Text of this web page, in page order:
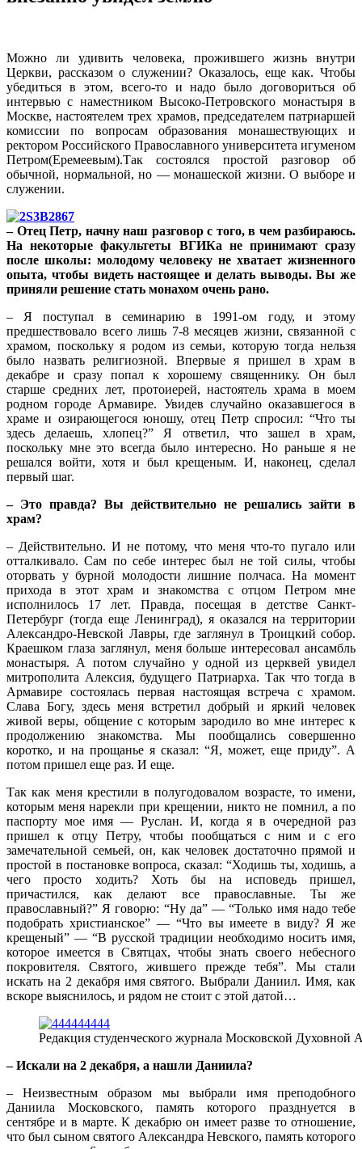
Можно ли удивить человека, прожившего жизнь внутри
Церкви, рассказом о служении? Оказалось, еще как. Чтобы
убедиться в этом, всего-то и надо было договориться об
интервью с наместником Высоко-Петровского монастыря в
Москве, настоятелем трех храмов, председателем патриаршей
комиссии по вопросам образования монашествующих и
ректором Российского Православного университета игуменом
Петром(Еремеевым).Так состоялся простой разговор об
обычной, нормальной, но — монашеской жизни. О выборе и
служении.
– Отец Петр, начну наш разговор с того, в чем разбираюсь.
На некоторые факультеты ВГИКа не принимают сразу
после школы: молодому человеку не хватает жизненного
опыта, чтобы видеть настоящее и делать выводы. Вы же
приняли решение стать монахом очень рано.
– Я поступал в семинарию в 1991-ом году, и этому
предшествовало всего лишь 7-8 месяцев жизни, связанной с
храмом, поскольку я родом из семьи, которую тогда нельзя
было назвать религиозной. Впервые я пришел в храм в
декабре и сразу попал к хорошему священнику. Он был
старше средних лет, протоиерей, настоятель храма в моем
родном городе Армавире. Увидев случайно оказавшегося в
храме и озирающегося юношу, отец Петр спросил: “Что ты
здесь делаешь, хлопец?” Я ответил, что зашел в храм,
поскольку мне это всегда было интересно. Но раньше я не
решался войти, хотя и был крещеным. И, наконец, сделал
первый шаг.
– Это правда? Вы действительно не решались зайти в
храм?
– Действительно. И не потому, что меня что-то пугало или
отталкивало. Сам по себе интерес был не той силы, чтобы
оторвать у бурной молодости лишние полчаса. На момент
прихода в этот храм и знакомства с отцом Петром мне
исполнилось 17 лет. Правда, посещая в детстве Санкт-
Петербург (тогда еще Ленинград), я оказался на территории
Александро-Невской Лавры, где заглянул в Троицкий собор.
Краешком глаза заглянул, меня больше интересовал ансамбль
монастыря. А потом случайно у одной из церквей увидел
митрополита Алексия, будущего Патриарха. Так что тогда в
Армавире состоялась первая настоящая встреча с храмом.
Слава Богу, здесь меня встретил добрый и яркий человек
живой веры, общение с которым зародило во мне интерес к
продолжению знакомства. Мы пообщались совершенно
коротко, и на прощанье я сказал: “Я, может, еще приду”. А
потом пришел еще раз. И еще.
Так как меня крестили в полугодовалом возрасте, то имени,
которым меня нарекли при крещении, никто не помнил, а по
паспорту мое имя — Руслан. И, когда я в очередной раз
пришел к отцу Петру, чтобы пообщаться с ним и с его
замечательной семьей, он, как человек достаточно прямой и
простой в постановке вопроса, сказал: “Ходишь ты, ходишь, а
чего просто ходить? Хоть бы на исповедь пришел,
причастился, как делают все православные. Ты же
православный?” Я говорю: “Ну да” — “Только имя надо тебе
подобрать христианское” — “Что вы имеете в виду? Я же
крещеный” — “В русской традиции необходимо носить имя,
которое имеется в Святцах, чтобы знать своего небесного
покровителя. Святого, жившего прежде тебя”. Мы стали
искать на 2 декабря имя святого. Выбрали Даниил. Имя, как
вскоре выяснилось, и рядом не стоит с этой датой…
Редакция студенческого журнала Московской Духовной
– Искали на 2 декабря, а нашли Даниила?
– Неизвестным образом мы выбрали имя преподобного
Даниила Московского, память которого празднуется в
сентябре и в марте. К декабрю он имеет разве то отношение,
что был сыном святого Александра Невского, память которого